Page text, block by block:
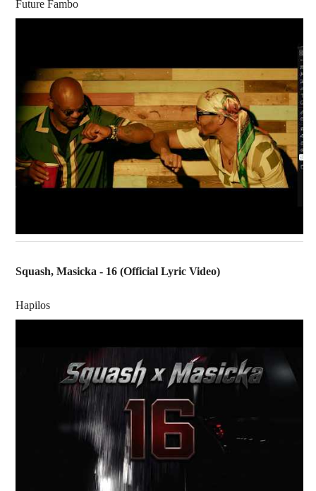
Future Fambo
Squash, Masicka - 16 (Official Lyric Video)
Hapilos